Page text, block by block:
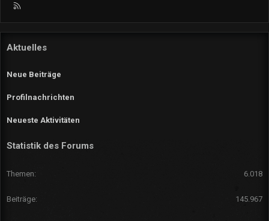
R
Aktuelles
Neue Beiträge
Profilnachrichten
Neueste Aktivitäten
Statistik des Forums
Themen 6.018
Beiträge 145.967